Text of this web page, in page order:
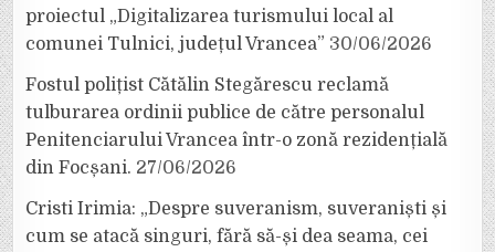
proiectul „Digitalizarea turismului local al
comunei Tulnici, județul Vrancea” 30/06/2026
Fostul polițist Cătălin Stegărescu reclamă
tulburarea ordinii publice de către personalul
Penitenciarului Vrancea într-o zonă rezidențială
din Focșani. 27/06/2026
Cristi Irimia: „Despre suveranism, suveraniști și
cum se atacă singuri, fără să-și dea seama, cei